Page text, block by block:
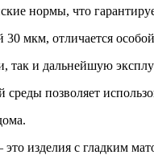
нормы, что
мкм, отличается
так и дальнейшую
позволяет
изделия с гладким